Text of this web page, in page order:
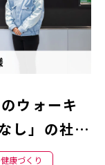
ウォーキ
し」の社員
康づくり